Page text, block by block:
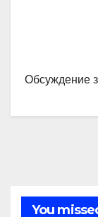
Обсуждение
You